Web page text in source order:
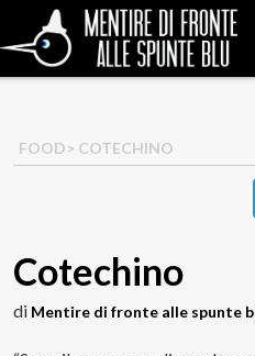
FOOD> COTECHINO
Cotechino
di Mentire di fronte alle spunte